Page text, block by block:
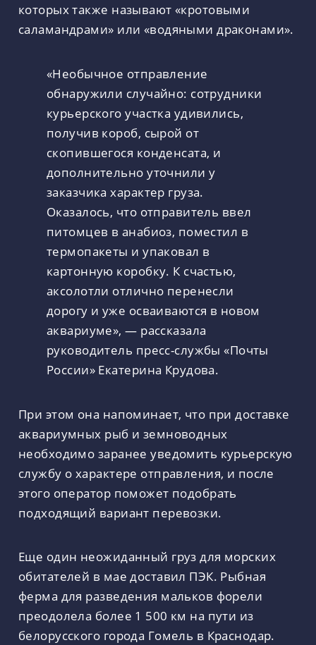
которых также называют «кротовыми
саламандрами» или «водяными драконами».
«Необычное отправление
обнаружили случайно: сотрудники
курьерского участка удивились,
получив короб, сырой от
скопившегося конденсата, и
дополнительно уточнили у
заказчика характер груза.
Оказалось, что отправитель ввел
питомцев в анабиоз, поместил в
термопакеты и упаковал в
картонную коробку. К счастью,
аксолотли отлично перенесли
дорогу и уже осваиваются в новом
аквариуме», — рассказала
руководитель пресс-службы «Почты
России» Екатерина Крудова.
При этом она напоминает, что при доставке
аквариумных рыб и земноводных
необходимо заранее уведомить курьерскую
службу о характере отправления, и после
этого оператор поможет подобрать
подходящий вариант перевозки.
Еще один неожиданный груз для морских
обитателей в мае доставил ПЭК. Рыбная
ферма для разведения мальков форели
преодолела более 1 500 км на пути из
белорусского города Гомель в Краснодар.